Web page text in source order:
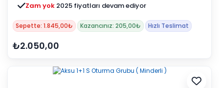
Zam yok 2025 fiyatları devam ediyor
Sepette: 1.845,00₺ Kazancınız: 205,00₺ Hızlı Teslimat
₺2.050,00